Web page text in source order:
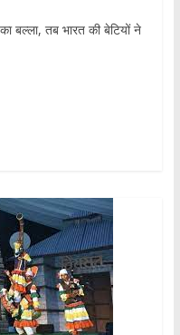
बल्ला, तब भारत की बेटियों ने